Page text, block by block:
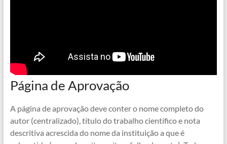
Página de Aprovação
A página de aprovação deve conter o nome completo do
autor (centralizado), título do trabalho científico e nota
descritiva acrescida do nome da instituição a que é